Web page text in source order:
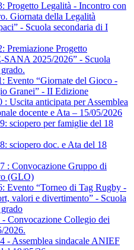
Progetto Legalità - Incontro con
Giornata della Legalità
- Scuola secondaria di I
Premiazione Progetto
SANA 2025/2026” - Scuola
Evento “Giornate del Gioco -
Granei” - II Edizione
: Uscita anticipata per Assemblea
docente e Ata – 15/05/2026
sciopero per famiglie del 18
sciopero doc. e Ata del 18
: Convocazione Gruppo di
(GLO)
Evento “Torneo di Tag Rugby -
valori e divertimento” - Scuola
Convocazione Collegio dei
2026.
- Assemblea sindacale ANIEF